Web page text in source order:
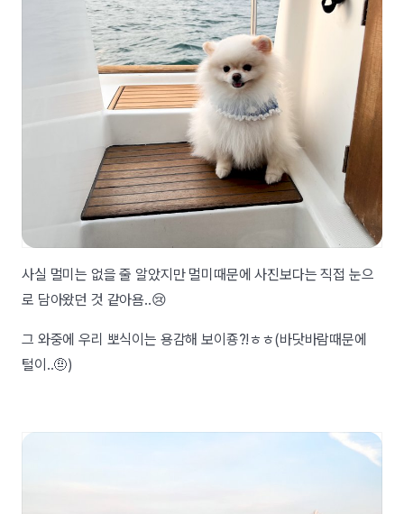
사실 멀미는 없을 줄 알았지만 멀미때문에 사진보다는 직접 눈으
로 담아왔던 것 같아욤..😢
그 와중에 우리 뽀식이는 용감해 보이죵?!ㅎㅎ(바닷바람때문에
털이..🤨)